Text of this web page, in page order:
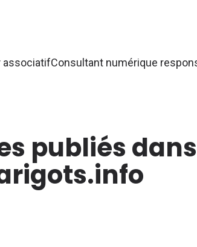
associatifConsultant numérique
publiés dans